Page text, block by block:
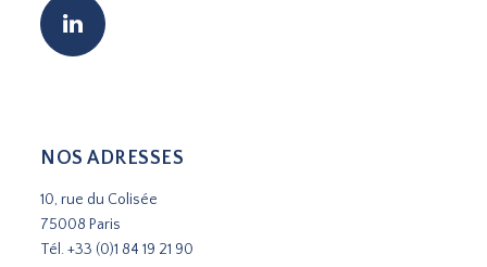
NOS ADRESSES
10, rue du Colisée
75008 Paris
Tél.+33 (0)1 84 19 21 90